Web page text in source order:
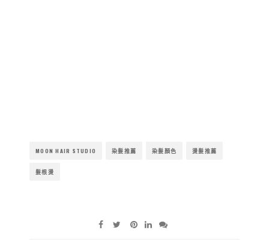
MOON HAIR STUDIO 染髮推薦 染髮顏色 燙髮推薦
髮根燙